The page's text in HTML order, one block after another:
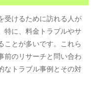
受けるために訪れる人が
特に、料金トラブルやサ
ことが多いです。これら
前のリサーチと問い合わ
なトラブル事例とその対